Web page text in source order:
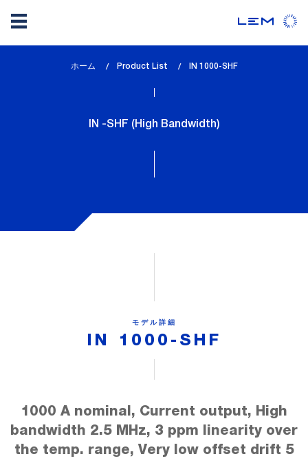
動
ホーム Product List
lem_current_page
IN 1000-SHF
IN -SHF (High Bandwidth)
モデル詳細
IN 1000-SHF
1000 A nominal, Current output, High
bandwidth 2.5 MHz, 3 ppm linearity over
the temp. range, Very low offset drift 5